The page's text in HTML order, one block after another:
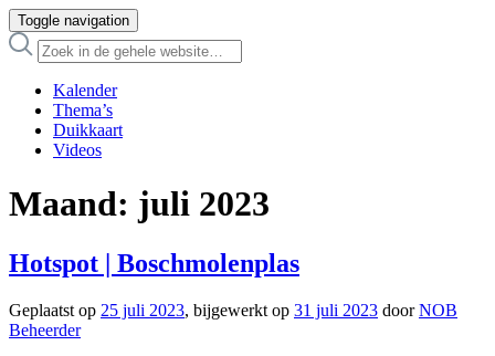
Toggle navigation
Kalender
Thema’s
Duikkaart
Videos
Maand: juli 2023
Hotspot | Boschmolenplas
Geplaatst op 25 juli 2023, bijgewerkt op 31 juli 2023 doorNOB
Beheerder